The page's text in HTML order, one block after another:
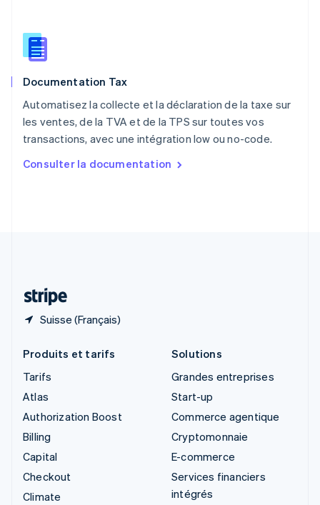
Documentation Tax
Automatisez la collecte et la déclaration de la taxe sur
les ventes, de la TVA et de la TPS sur toutes vos
transactions, avec une intégration low ou no-code.
Consulter la documentation
Suisse (Français)
République tchèque
English
English
Royaume-Uni
Singapour
English简体中文
English
Produits et tarifs
Tarifs
Atlas
Authorization Boost
Billing
Capital
Checkout
Climate
Solutions
Grandes entreprises
Start-up
Commerce agentique
Cryptomonnaie
E-commerce
Services financiers
intégrés